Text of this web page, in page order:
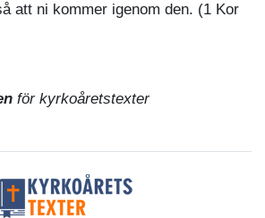
att ni kommer igenom den. (1 Kor
för kyrkoåretstexter